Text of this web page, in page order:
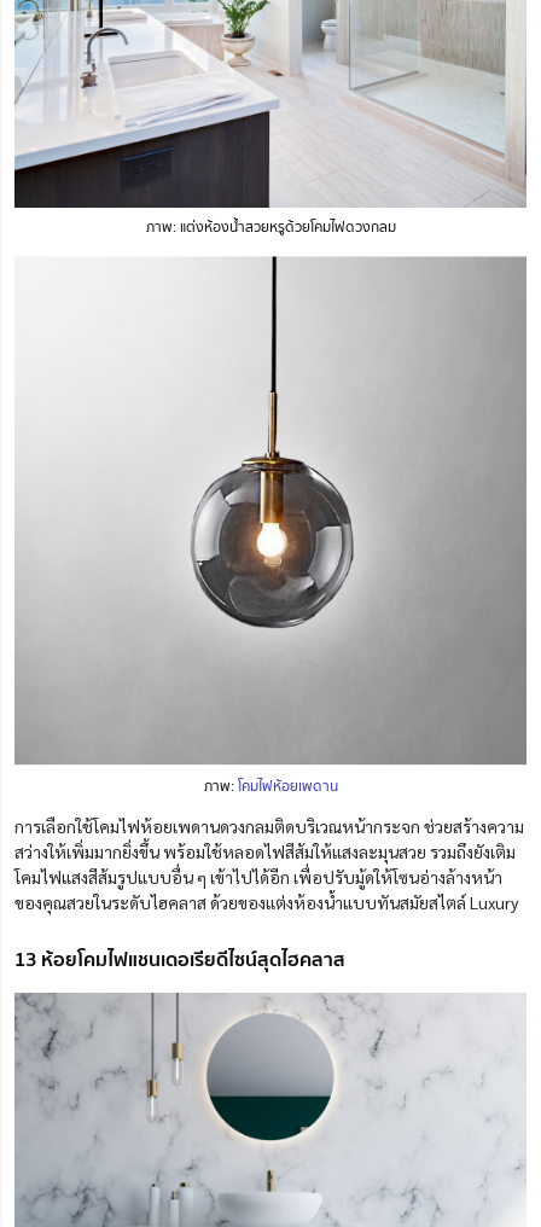
ภาพ: แต่งห้องน้ำสวยหรูด้วยโคมไฟดวงกลม
ภาพ:โคมไฟห้อยเพดาน
การเลือกใช้โคมไฟห้อยเพดานดวงกลมติดบริเวณหน้ากระจก ช่วยสร้างความ
สว่างให้เพิ่มมากยิ่งขึ้น พร้อมใช้หลอดไฟสีส้มให้แสงละมุนสวย รวมถึงยังเติม
โคมไฟแสงสีส้มรูปแบบอื่น ๆ เข้าไปได้อีก เพื่อปรับมู้ดให้โซนอ่างล้างหน้า
ของคุณสวยในระดับไฮคลาส ด้วยของแต่งห้องน้ำแบบทันสมัยสไตล์ Luxury
13 ห้อยโคมไฟแชนเดอเรียดีไซน์สุดไฮคลาส